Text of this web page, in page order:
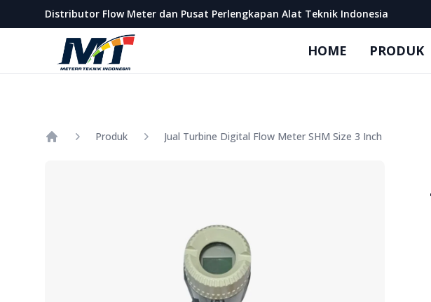
Distributor Flow Meter dan Pusat Perlengkapan Alat Teknik Indonesia
Metera Teknik Indonesia
HOME PRODUK
Produk Jual Turbine Digital Flow Meter SHM Size 3 Inch